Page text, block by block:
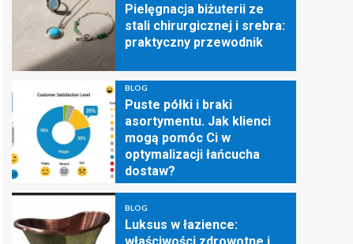
Pielęgnacja biżuterii ze
stali chirurgicznej i srebra:
praktyczny przewodnik
BLOG
Puste półki i braki
asortymentu. Jak klienci
mogą pomóc Ci w
optymalizacji łańcucha
dostaw?
BLOG
Luksus w łazience: